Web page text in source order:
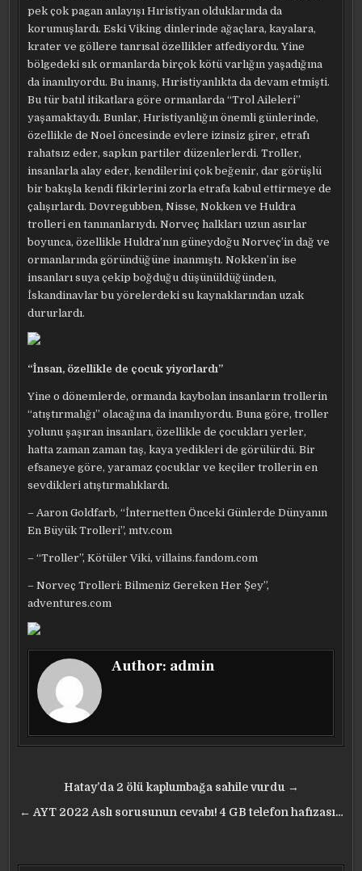
pek çok pagan anlayışı Hıristiyan olduklarında da
korumuşlardı. Eski Viking dinlerinde ağaçlara, kayalara,
krater ve göllere tanrısal özellikler atfediyordu. Yine
bölgedeki sık ormanlarda birçok kötü varlığın yaşadığına
da inanılıyordu. Bu inanış, Hıristiyanlıkta da devam etmişti.
Bu tür batıl itikatlara göre ormanlarda “Trol Aileleri”
yaşamaktaydı. Bunlar, Hıristiyanlığın önemli günlerinde,
özellikle de Noel öncesinde evlere izinsiz girer, etrafı
rahatsız eder, sapkın partiler düzenlerlerdi. Troller,
insanlarla alay eder, kendilerini çok beğenir, dar görüşlü
bir bakışla kendi fikirlerini zorla etrafa kabul ettirmeye de
çalışırlardı. Dovregubben, Nisse, Nokken ve Huldra
trolleri en tanınanlarıydı. Norveç halkları uzun asırlar
boyunca, özellikle Huldra’nın güneydoğu Norveç’in dağ ve
ormanlarında göründüğüne inanmıştı. Nokken’in ise
insanları suya çekip boğduğu düşünüldüğünden,
İskandinavlar bu yörelerdeki su kaynaklarından uzak
dururlardı.
“İnsan, özellikle de çocuk yiyorlardı”
Yine o dönemlerde, ormanda kaybolan insanların trollerin
“atıştırmalığı” olacağına da inanılıyordu. Buna göre, troller
yolunu şaşıran insanları, özellikle de çocukları yerler,
hatta zaman zaman taş, kaya yedikleri de görülürdü. Bir
efsaneye göre, yaramaz çocuklar ve keçiler trollerin en
sevdikleri atıştırmalıklardı.
– Aaron Goldfarb, “İnternetten Önceki Günlerde Dünyanın
En Büyük Trolleri”, mtv.com
– “Troller”, Kötüler Viki, villains.fandom.com
– Norveç Trolleri: Bilmeniz Gereken Her Şey”,
adventures.com
Author: admin
gezinmesi
Hatay’da 2 ölü kaplumbağa sahile vurdu →
← AYT 2022 Aslı sorusunun cevabı! 4 GB telefon hafızası…